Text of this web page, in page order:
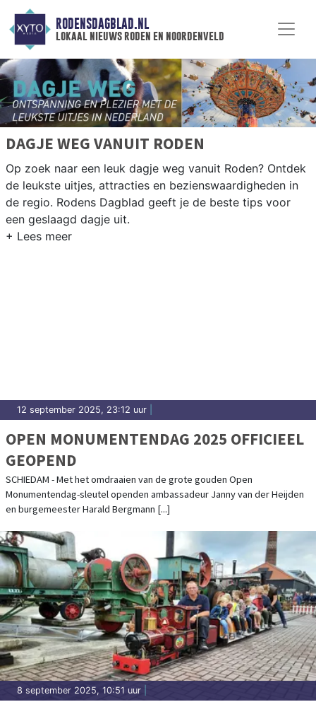
RODENSDAGBLAD.NL
lokaal nieuws roden en noordenveld
DAGJE WEG VANUIT RODEN
Op zoek naar een leuk dagje weg vanuit Roden? Ontdek
de leukste uitjes, attracties en bezienswaardigheden in
de regio. Rodens Dagblad geeft je de beste tips voor
een geslaagd dagje uit.
12 september 2025, 23:12 uur
OPEN MONUMENTENDAG 2025 OFFICIEEL
GEOPEND
SCHIEDAM - Met het omdraaien van de grote gouden Open
Monumentendag-sleutel openden ambassadeur Janny van der Heijden
en burgemeester Harald Bergmann [...]
8 september 2025, 10:51 uur